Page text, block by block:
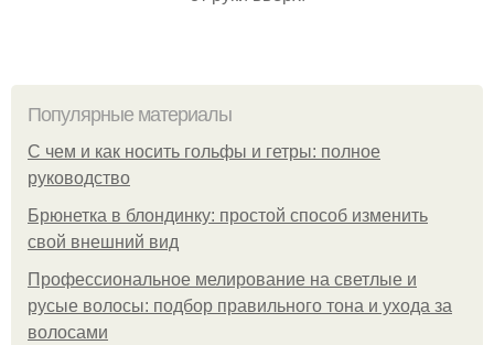
Популярные материалы
С чем и как носить гольфы и гетры: полное
руководство
Брюнетка в блондинку: простой способ изменить
свой внешний вид
Профессиональное мелирование на светлые и
русые волосы: подбор правильного тона и ухода за
волосами